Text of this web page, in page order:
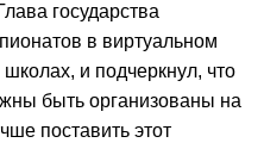
государства
в виртуальном
и подчеркнул, что
быть организованы на
поставить этот